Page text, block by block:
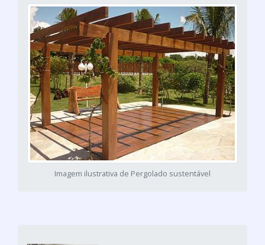
Imagem ilustrativa de Pergolado sustentável